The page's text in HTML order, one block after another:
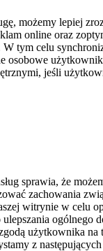
możemy lepiej
online oraz
W tym celu
osobowe
jeśli
sprawia, że
zachowania
witrynie w celu
ogólnego
użytkownika na
z następujących